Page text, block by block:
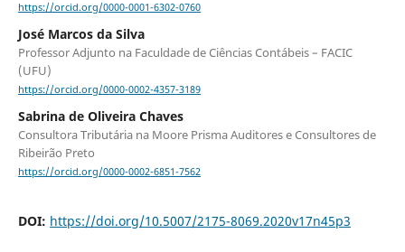
https://orcid.org/0000-0001-6302-0760
José Marcos da Silva
Professor Adjunto na Faculdade de Ciências Contábeis – FACIC
(UFU)
https://orcid.org/0000-0002-4357-3189
Sabrina de Oliveira Chaves
Consultora Tributária na Moore Prisma Auditores e Consultores de
Ribeirão Preto
https://orcid.org/0000-0002-6851-7562
DOI: https://doi.org/10.5007/2175-8069.2020v17n45p3